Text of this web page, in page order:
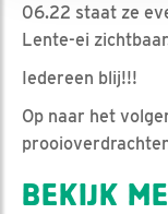
06.22 staat ze
Lente-ei
Iedereen blij!!!
Op naar het
BEKIJK